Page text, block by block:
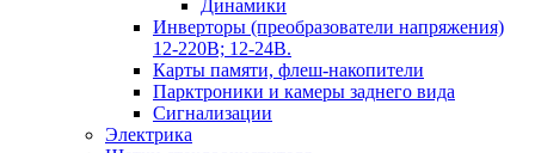
Динамики
Инверторы (преобразователи напряжения)
12-220В; 12-24В.
Карты памяти, флеш-накопители
Парктроники и камеры заднего вида
Сигнализации
Электрика